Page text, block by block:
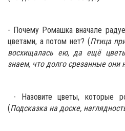
- Почему Ромашка вначале
цветами, а потом нет? (Птица
восхищалась ею, да ещё
знаем, что долго срезанные они
- Назовите цветы, которые
(Подсказка на доске,